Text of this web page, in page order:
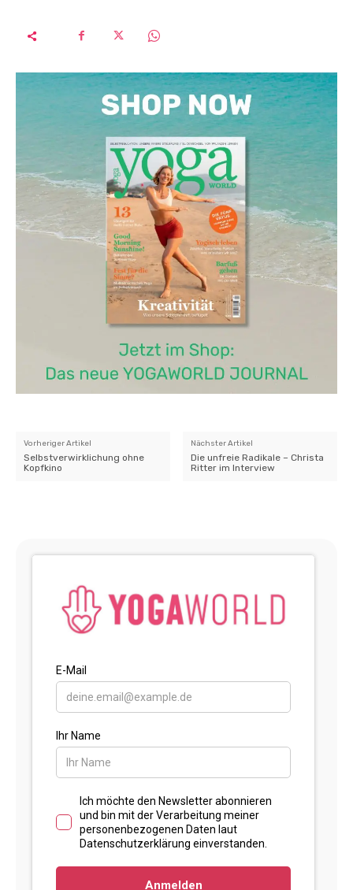
Vorheriger Artikel
Selbstverwirklichung ohne
Kopfkino
Nächster Artikel
Die unfreie Radikale – Christa
Ritter im Interview